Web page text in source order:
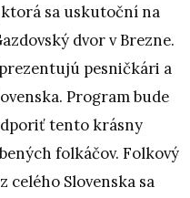
ktorá sa uskutoční na
dvor v Brezne.
pesničkári a
Program bude
tento krásny
folkáčov. Folkový
Slovenska sa